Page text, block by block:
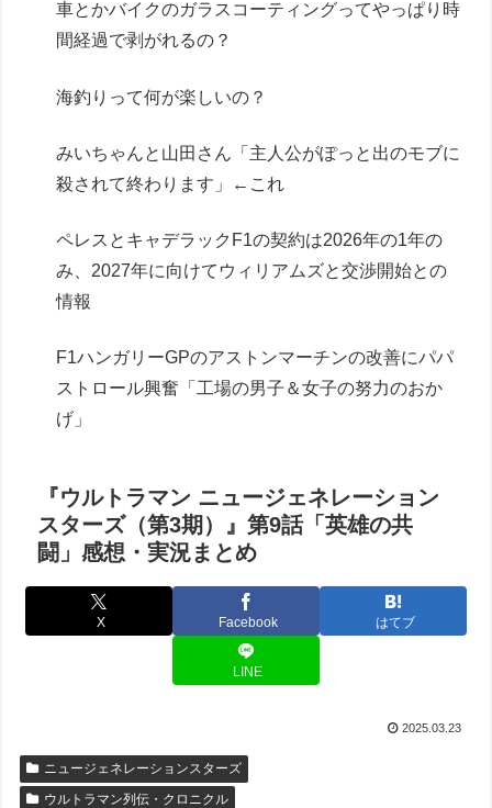
Powered by livedoor 相互RSS
車とかバイクのガラスコーティングってやっぱり時
間経過で剥がれるの？
海釣りって何が楽しいの？
みいちゃんと山田さん「主人公がぽっと出のモブに
殺されて終わります」←これ
ペレスとキャデラックF1の契約は2026年の1年の
み、2027年に向けてウィリアムズと交渉開始との
情報
F1ハンガリーGPのアストンマーチンの改善にパパ
ストロール興奮「工場の男子＆女子の努力のおか
げ」
『ウルトラマン ニュージェネレーション
スターズ（第3期）』第9話「英雄の共
闘」感想・実況まとめ
X Facebook はてブ
LINE
2025.03.23
ニュージェネレーションスターズ
ウルトラマン列伝・クロニクル